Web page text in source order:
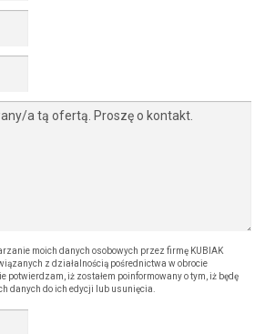
moich danych osobowych przez firmę KUBIAK
z działalnością pośrednictwa w obrocie
potwierdzam, iż zostałem poinformowany o tym, iż będę
danych do ich edycji lub usunięcia.